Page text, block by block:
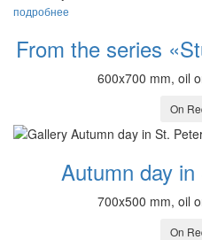
подробнее
From the series
600x700 mm, oil
On
Autumn day
700x500 mm, oil
On